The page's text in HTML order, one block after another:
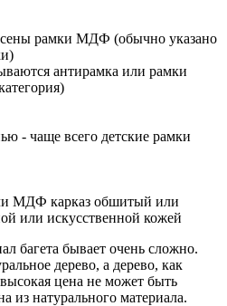
рамки МДФ (обычно указано
антирамка или рамки
- чаще всего детские рамки
МДФ карказ обшитый или
или искусственной кожей
багета бывает очень сложно.
дерево, а дерево, как
цена не может быть
из натурального материала.